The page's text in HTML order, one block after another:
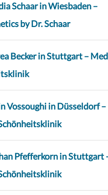
Schaar in Wiesbaden –
by Dr. Schaar
Becker in Stuttgart –
Vossoughi in Düsseldorf –
Pfefferkorn in Stuttgart